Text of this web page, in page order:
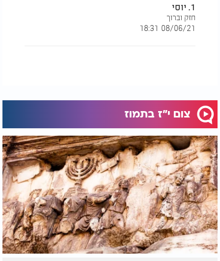
1. יוסי
חזק וברוך
08/06/21 18:31
צום י"ז בתמוז